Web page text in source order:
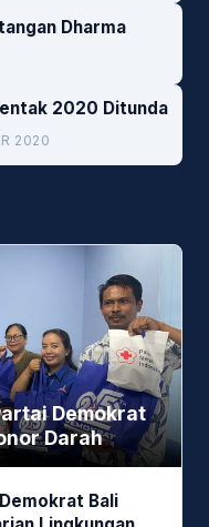
Dharma
2020 Ditunda
2020
Demokrat
Darah
Bali